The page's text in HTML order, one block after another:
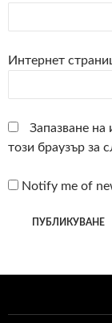
Интернет
Запазване
този браузър за
Notify me of